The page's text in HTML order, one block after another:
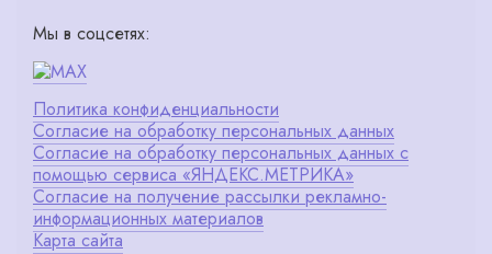
Мы в соцсетях:
Политика конфиденциальности
Согласие на обработку персональных данных
Согласие на обработку персональных данных с
помощью сервиса «ЯНДЕКС.МЕТРИКА»
Согласие на получение рассылки рекламно-
информационных материалов
Карта сайта